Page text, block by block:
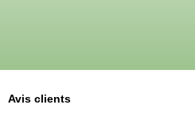
Avis clients